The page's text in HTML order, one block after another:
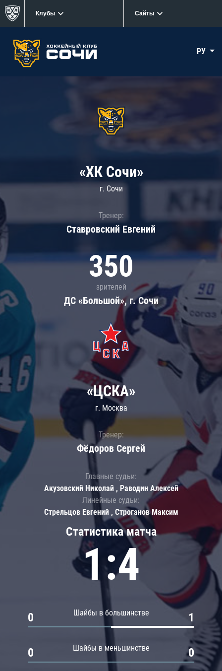
Клубы Сайты
РУ
«ХК Сочи»
г. Сочи
Тренер:
Ставровский Евгений
350
зрителей
ДС «Большой», г. Сочи
Статистика матча
1:4
Шайбы в большинстве
0 1
Шайбы в меньшинстве
0 0
«ЦСКА»
г. Москва
Тренер:
Фёдоров Сергей
Главные судьи:
Акузовский Николай , Раводин Алексей
Линейные судьи:
Стрельцов Евгений , Строганов Максим